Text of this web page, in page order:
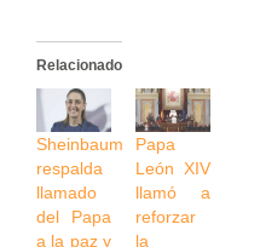
Relacionado
Sheinbaum
respalda
llamado
del Papa
a la paz y
Papa
León XIV
llamó a
reforzar
la